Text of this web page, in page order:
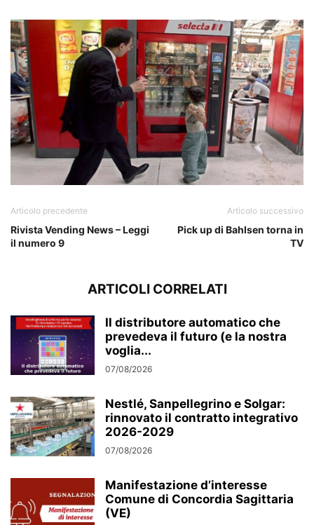
Articolo precedente
Rivista Vending News – Leggi
il numero 9
Articolo successivo
Pick up di Bahlsen torna in
TV
ARTICOLI CORRELATI
Il distributore automatico che
prevedeva il futuro (e la nostra
voglia...
07/08/2026
Nestlé, Sanpellegrino e Solgar:
rinnovato il contratto integrativo
2026-2029
07/08/2026
Manifestazione d’interesse
Comune di Concordia Sagittaria
(VE)